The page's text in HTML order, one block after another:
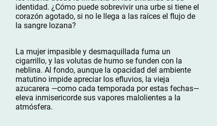
identidad. ¿Cómo puede sobrevivir una urbe si tiene el
corazón agotado, si no le llega a las raíces el flujo de
la sangre lozana?
La mujer impasible y desmaquillada fuma un
cigarrillo, y las volutas de humo se funden con la
neblina. Al fondo, aunque la opacidad del ambiente
matutino impide apreciar los efluvios, la vieja
azucarera —como cada temporada por estas fechas—
eleva inmisericorde sus vapores malolientes a la
atmósfera.